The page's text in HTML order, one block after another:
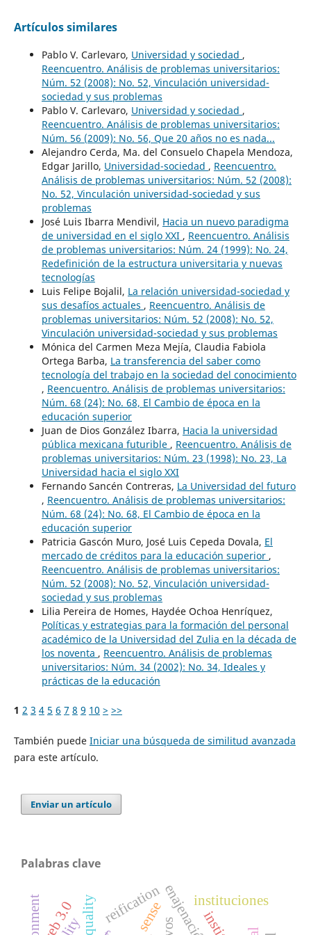
Artículos similares
Pablo V. Carlevaro, Universidad y sociedad ,
Reencuentro. Análisis de problemas universitarios:
Núm. 52 (2008): No. 52, Vinculación universidad-
sociedad y sus problemas
Pablo V. Carlevaro, Universidad y sociedad ,
Reencuentro. Análisis de problemas universitarios:
Núm. 56 (2009): No. 56, Que 20 años no es nada...
Alejandro Cerda, Ma. del Consuelo Chapela Mendoza,
Edgar Jarillo, Universidad-sociedad , Reencuentro.
Análisis de problemas universitarios: Núm. 52 (2008):
No. 52, Vinculación universidad-sociedad y sus
problemas
José Luis Ibarra Mendivil, Hacia un nuevo paradigma
de universidad en el siglo XXI , Reencuentro. Análisis
de problemas universitarios: Núm. 24 (1999): No. 24,
Redefinición de la estructura universitaria y nuevas
tecnologías
Luis Felipe Bojalil, La relación universidad-sociedad y
sus desafíos actuales , Reencuentro. Análisis de
problemas universitarios: Núm. 52 (2008): No. 52,
Vinculación universidad-sociedad y sus problemas
Mónica del Carmen Meza Mejía, Claudia Fabiola
Ortega Barba, La transferencia del saber como
tecnología del trabajo en la sociedad del conocimiento
, Reencuentro. Análisis de problemas universitarios:
Núm. 68 (24): No. 68, El Cambio de época en la
educación superior
Juan de Dios González Ibarra, Hacia la universidad
pública mexicana futurible , Reencuentro. Análisis de
problemas universitarios: Núm. 23 (1998): No. 23, La
Universidad hacia el siglo XXI
Fernando Sancén Contreras, La Universidad del futuro
, Reencuentro. Análisis de problemas universitarios:
Núm. 68 (24): No. 68, El Cambio de época en la
educación superior
Patricia Gascón Muro, José Luis Cepeda Dovala, El
mercado de créditos para la educación superior ,
Reencuentro. Análisis de problemas universitarios:
Núm. 52 (2008): No. 52, Vinculación universidad-
sociedad y sus problemas
Lilia Pereira de Homes, Haydée Ochoa Henríquez,
Políticas y estrategias para la formación del personal
académico de la Universidad del Zulia en la década de
los noventa , Reencuentro. Análisis de problemas
universitarios: Núm. 34 (2002): No. 34, Ideales y
prácticas de la educación
1 2 3 4 5 6 7 8 9 10 > >>
También puede Iniciar una búsqueda de similitud avanzada
para este artículo.
Enviar un artículo
Palabras clave
instituciones
reificationenajenación
web 3.0 sense